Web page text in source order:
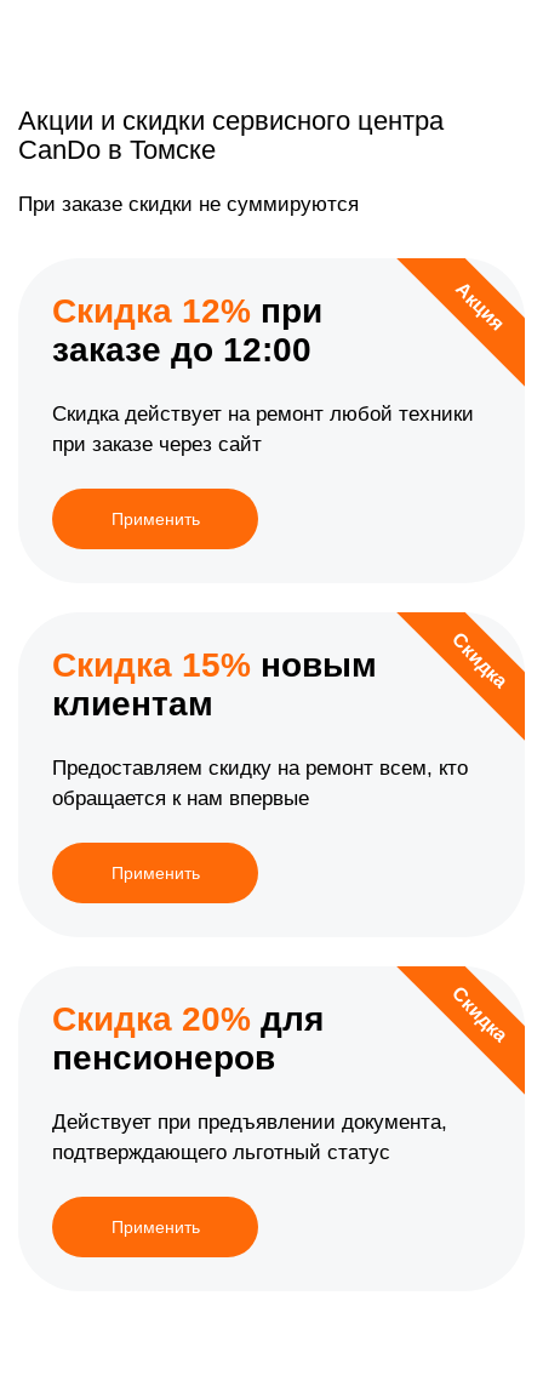
Акции и скидки сервисного центра
CanDo в Томске
При заказе скидки не суммируются
Акция
Скидка 12% при
заказе до 12:00
Скидка действует на ремонт любой техники
при заказе через сайт
Применить
Скидка
Скидка 15% новым
клиентам
Предоставляем скидку на ремонт всем, кто
обращается к нам впервые
Применить
Скидка
Скидка 20% для
пенсионеров
Действует при предъявлении документа,
подтверждающего льготный статус
Применить